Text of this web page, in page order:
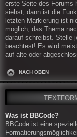
erste Seite des Forums
siehst, dann ist die
letzten Markierung ist
möglich, das Thema
darauf schreibst. Stelle
beachtest! Es wird
auf alte oder
NACH OBEN
Was ist BBCode?
BBCode ist eine